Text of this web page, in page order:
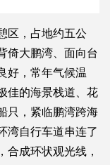
区，占地约五公
倚大鹏湾、面向台
好，常年气候温
佳的海景栈道、花
只，紧临鹏湾跨海
湾自行车道串连了
合成环状观光线，